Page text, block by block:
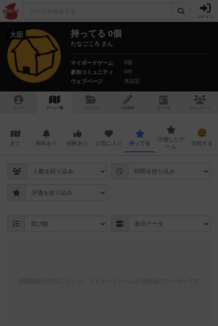
ログイン
大臣 持ってる 0個
たなごころ さん
マイボードゲーム
0個
参加コミュニティ
0件
ウェブページ
未設定
トップ ゲーム一覧 マイリスト 投稿履歴 ボ ドゲ コミュニティ
全て 興味あり 経験あり お気に入り 持ってる
評価したゲ
ーム
比較する